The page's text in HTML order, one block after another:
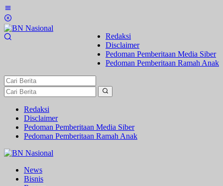
Lewati
ke
konten
Redaksi
Disclaimer
Pedoman Pemberitaan Media Siber
Pedoman Pemberitaan Ramah Anak
Redaksi
Disclaimer
Pedoman Pemberitaan Media Siber
Pedoman Pemberitaan Ramah Anak
News
Bisnis